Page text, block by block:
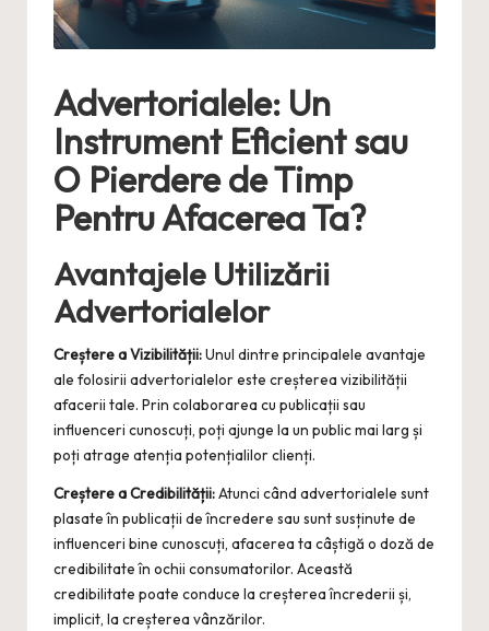
Advertorialele: Un
Instrument Eficient sau
O Pierdere de Timp
Pentru Afacerea Ta?
Avantajele Utilizării
Advertorialelor
Creștere a Vizibilității:Unul dintre principalele avantaje
ale folosirii advertorialelor este creșterea vizibilității
afacerii tale. Prin colaborarea cu publicații sau
influenceri cunoscuți, poți ajunge la un public mai larg și
poți atrage atenția potențialilor clienți.
Creștere a Credibilității:Atunci când advertorialele sunt
plasate în publicații de încredere sau sunt susținute de
influenceri bine cunoscuți, afacerea ta câștigă o doză de
credibilitate în ochii consumatorilor. Această
credibilitate poate conduce la creșterea încrederii și,
implicit, la creșterea vânzărilor.